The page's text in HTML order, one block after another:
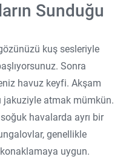
Sunduğu
kuş sesleriyle
Sonra
havuz keyfi. Akşam
atmak mümkün.
havalarda ayrı bir
genellikle
konaklamaya uygun.